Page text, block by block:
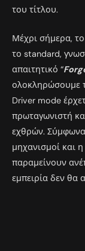
του τίτλου.
Μέχρι σήμερα, το
το standard,
απαιτητικό “
ολοκληρώσουμε
Driver mode
πρωταγωνιστή
εχθρών. Σύμφωνα
μηχανισμοί και
παραμείνουν
εμπειρία δεν θα